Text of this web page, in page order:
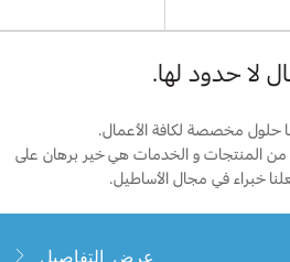
لا حدود لها.
حلول مخصصة لكافة الأعمال.
من المنتجات و الخدمات هي خير برهان على
خبراء في مجال الأساطيل.
عرض التفاصيل